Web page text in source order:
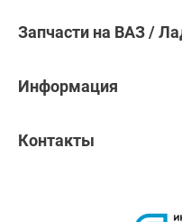
Запчасти на ВАЗ /
Информация
Контакты